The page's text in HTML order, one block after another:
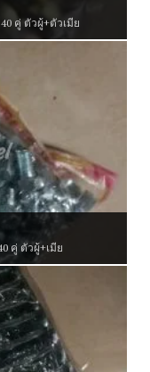
คู่ ตัวผู้+ตัวเมีย
คู่ ตัวผู้+เมีย